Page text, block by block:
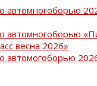
автомногоборью
автомногоборью
весна 2026»
автомогоборью